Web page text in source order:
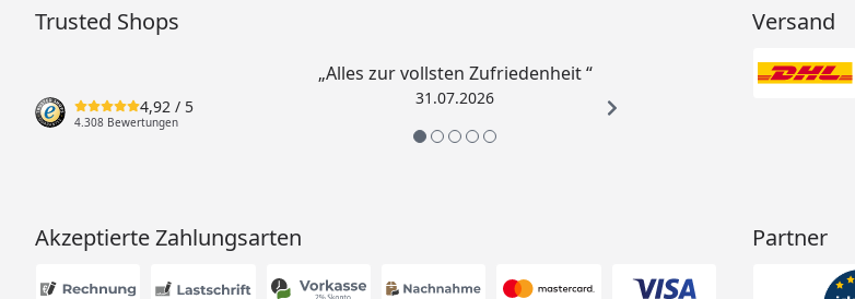
Trusted Shops
4,92 / 5
4.308 Bewertungen
„Alles zur vollsten Zufriedenheit “
31.07.2026
Versand
Akzeptierte Zahlungsarten Partner